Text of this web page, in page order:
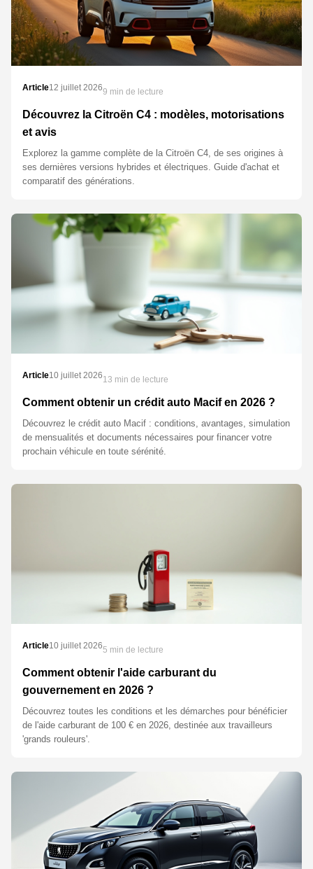
Article12 juillet 20269 min de lecture
Découvrez la Citroën C4 : modèles, motorisations
et avis
Explorez la gamme complète de la Citroën C4, de ses origines à
ses dernières versions hybrides et électriques. Guide d'achat et
comparatif des générations.
Article10 juillet 202613 min de lecture
Comment obtenir un crédit auto Macif en 2026 ?
Découvrez le crédit auto Macif : conditions, avantages, simulation
de mensualités et documents nécessaires pour financer votre
prochain véhicule en toute sérénité.
Article10 juillet 20265 min de lecture
Comment obtenir l'aide carburant du
gouvernement en 2026 ?
Découvrez toutes les conditions et les démarches pour bénéficier
de l'aide carburant de 100 € en 2026, destinée aux travailleurs
'grands rouleurs'.